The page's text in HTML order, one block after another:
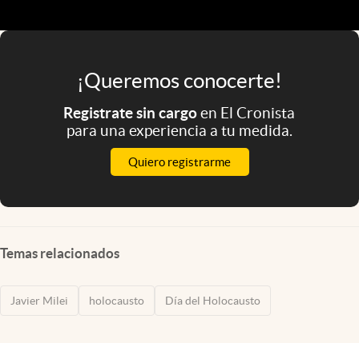
Argentina¡Queremos conocerte!
Registrate sin cargoen El Cronista
para una experiencia a tu medida.
Quiero registrarme
Temas relacionados
Javier Milei holocausto Día del Holocausto